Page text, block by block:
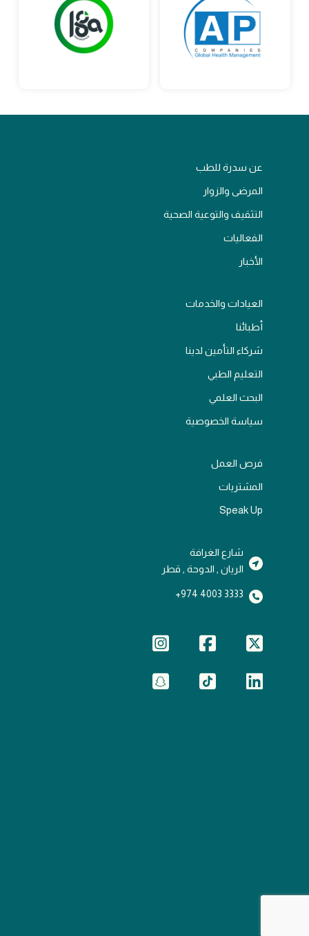
عن سدرة للطب
المرضى والزوار
التثقيف والتوعية الصحية
الفعاليات
الأخبار
العيادات والخدمات
أطبائنا
شركاء التأمين لدينا
التعليم الطبي
البحث العلمي
سياسة الخصوصية
فرص العمل
المشتريات
Speak Up
شارع الغرافة
الريان , الدوحة , قطر
3333 4003 974+